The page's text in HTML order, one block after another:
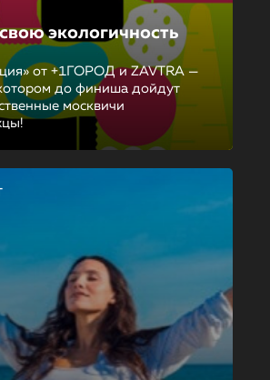
экологичность
от +1ГОРОД и ZAVTRA —
котором до финиша дойдут
москвичи